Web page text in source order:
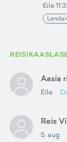
Eile
Aasia
Eile
Reis
5. aug